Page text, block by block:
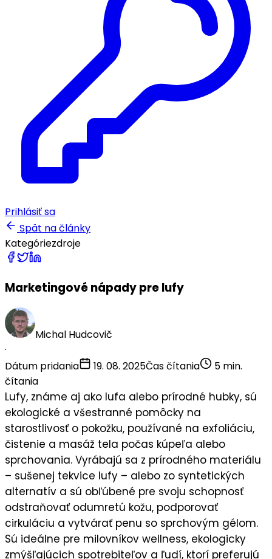
Prihlásiť sa
Spät na články
Kategóriezdroje
Marketingové nápady pre lufy
Michal Hudcovič
·
Dátum pridania
19. 08. 2025Čas čítania
5 min.
čítania
Lufy, známe aj ako lufa alebo prírodné hubky, sú
ekologické a všestranné pomôcky na
starostlivosť o pokožku, používané na exfoliáciu,
čistenie a masáž tela počas kúpeľa alebo
sprchovania. Vyrábajú sa z prírodného materiálu
– sušenej tekvice lufy – alebo zo syntetických
alternatív a sú obľúbené pre svoju schopnosť
odstraňovať odumretú kožu, podporovať
cirkuláciu a vytvárať penu so sprchovým gélom.
Sú ideálne pre milovníkov wellness, ekologicky
zmýšľajúcich spotrebiteľov a ľudí, ktorí preferujú